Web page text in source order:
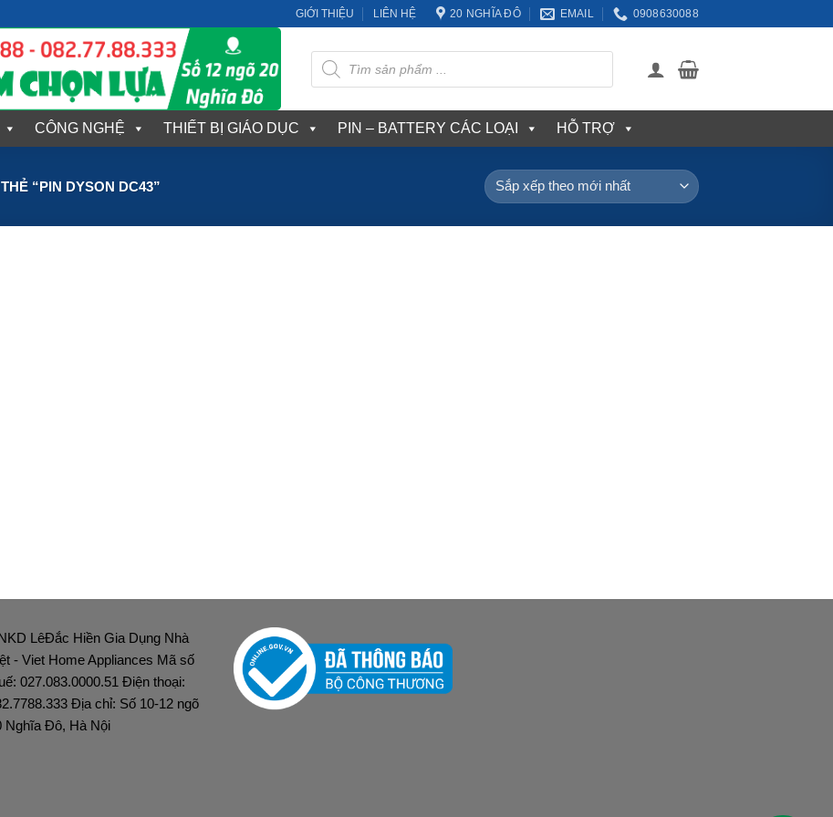
GIỚI THIỆU LIÊN HỆ 20 NGHĨA ĐÔ EMAIL 0908630088
Tìm
kiếm
sản
phẩm
CÔNG NGHỆ THIẾT BỊ GIÁO DỤC PIN – BATTERY CÁC LOẠI HỖ TRỢ
“PIN DYSON DC43”
LêĐắc Hiền Gia Dụng Nhà
- Viet Home Appliances Mã số
027.083.0000.51 Điện thoại:
Địa chỉ: Số 10-12 ngõ
Nghĩa Đô, Hà Nội